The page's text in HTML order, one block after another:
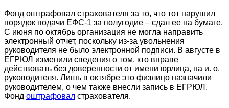
Фонд оштрафовал страхователя за то, что тот нарушил
порядок подачи ЕФС-1 за полугодие – сдал ее на бумаге.
С июня по октябрь организация не могла направить
электронный отчет, поскольку из-за увольнения
руководителя не было электронной подписи. В августе в
ЕГРЮЛ изменили сведения о том, кто вправе
действовать без доверенности от имени юрлица, на и. о.
руководителя. Лишь в октябре это физлицо назначили
руководителем, о чем также внесли запись в ЕГРЮЛ.
Фонд оштрафовал страхователя.